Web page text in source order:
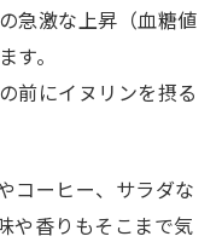
急激な上昇（血糖値
。
前にイヌリンを摂る
コーヒー、サラダな
や香りもそこまで気